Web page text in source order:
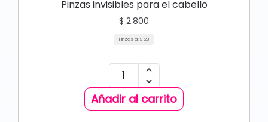
Pinzas invisibles para el cabello
$ 2.800
Pinzas a: $ 28
Añadir al carrito